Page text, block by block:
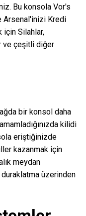
Bu konsola Vor's
Arsenal'inizi Kredi
için Silahlar,
ve çeşitli diğer
bir konsol daha
kilidi
eriştiğinizde
kazanmak için
meydan
duraklatma üzerinden